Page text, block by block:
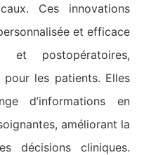
Ces innovations
et efficace
et postopératoires,
les patients. Elles
d’informations en
améliorant la
décisions cliniques.